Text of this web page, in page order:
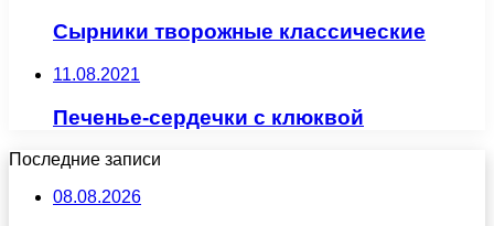
Сырники творожные классические
11.08.2021
Печенье-сердечки с клюквой
Последние записи
08.08.2026